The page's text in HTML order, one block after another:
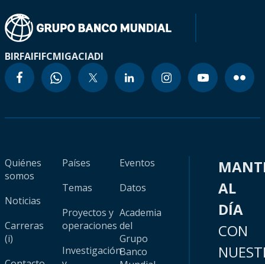
BIRFAIFIFCMIGACIADI
Quiénes
somos
Noticias
Carreras
(i)
Países
Temas
Proyectos y
operaciones
Investigación
Eventos
Datos
Academia
del
Grupo
Banco
AL
DÍA
CON